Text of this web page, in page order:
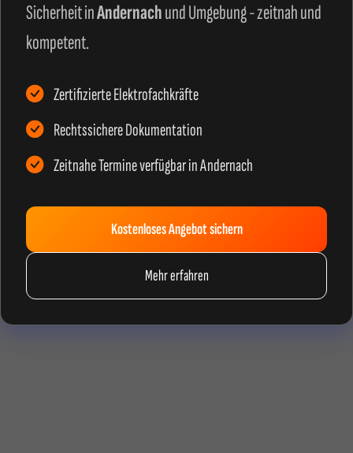
Sicherheit inAndernachund Umgebung - zeitnah und
kompetent.
Zertifizierte Elektrofachkräfte
Rechtssichere Dokumentation
Zeitnahe Termine verfügbar in Andernach
Kostenloses Angebot sichern
Mehr erfahren